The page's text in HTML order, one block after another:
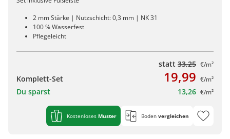
2 mm Stärke | Nutzschicht: 0,3 mm | NK 31
100 % Wasserfest
Pflegeleicht
statt 33,25 €/m²
Komplett-Set 19,99 €/m²
Du sparst 13,26 €/m²
Kostenloses Muster Boden vergleichen